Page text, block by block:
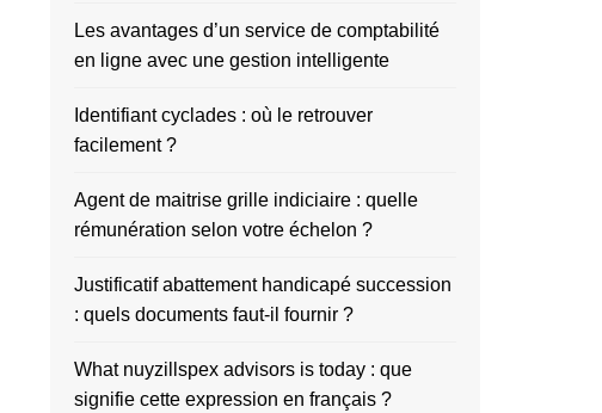
Les avantages d’un service de comptabilité
en ligne avec une gestion intelligente
Identifiant cyclades : où le retrouver
facilement ?
Agent de maitrise grille indiciaire : quelle
rémunération selon votre échelon ?
Justificatif abattement handicapé succession
: quels documents faut-il fournir ?
What nuyzillspex advisors is today : que
signifie cette expression en français ?